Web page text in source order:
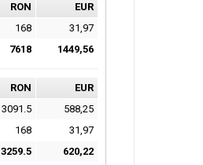
RON
EUR
168
31,97
7618 1449,56
RON
EUR
3091.5
588,25
168
31,97
3259.5 620,22